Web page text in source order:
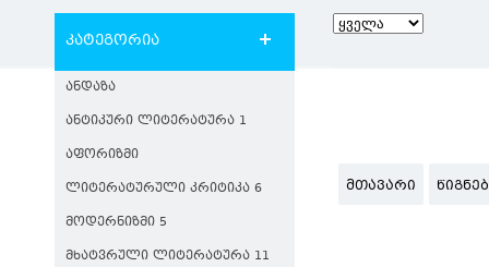
კატეგორია
ᲐᲜᲓᲐᲖᲐ
ᲐᲜᲢᲘᲙᲣᲠᲘ ᲚᲘᲢᲔᲠᲐᲢᲣᲠᲐ 1
ᲐᲤᲝᲠᲘᲖᲛᲘ
ᲚᲘᲢᲔᲠᲐᲢᲣᲠᲣᲚᲘ ᲙᲠᲘᲢᲘᲙᲐ 6
ᲛᲝᲓᲔᲠᲜᲘᲖᲛᲘ 5
ᲛᲮᲐᲢᲕᲠᲣᲚᲘ ᲚᲘᲢᲔᲠᲐᲢᲣᲠᲐ 11
ᲛᲗᲐᲕᲐᲠᲘ